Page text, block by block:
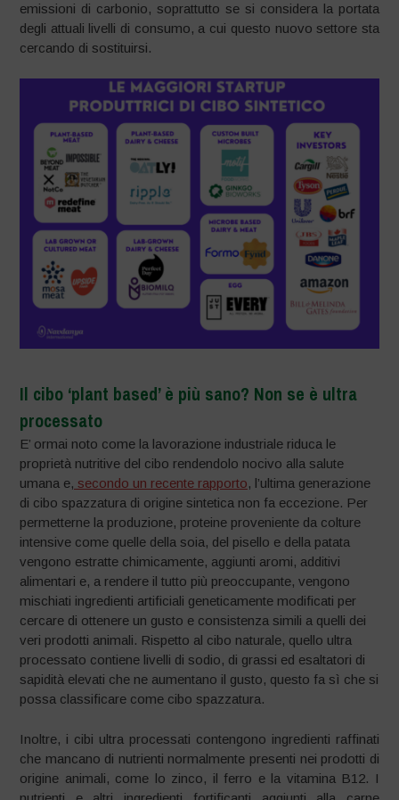
emissioni di carbonio, soprattutto se si considera la portata
degli attuali livelli di consumo, a cui questo nuovo settore sta
cercando di sostituirsi.
Il cibo ‘plant based’ è più sano? Non se è ultra
processato
E’ ormai noto come la lavorazione industriale riduca le
proprietà nutritive del cibo rendendolo nocivo alla salute
umana e, secondo un recente rapporto, l’ultima generazione
di cibo spazzatura di origine sintetica non fa eccezione. Per
permetterne la produzione, proteine proveniente da colture
intensive come quelle della soia, del pisello e della patata
vengono estratte chimicamente, aggiunti aromi, additivi
alimentari e, a rendere il tutto più preoccupante, vengono
mischiati ingredienti artificiali geneticamente modificati per
cercare di ottenere un gusto e consistenza simili a quelli dei
veri prodotti animali. Rispetto al cibo naturale, quello ultra
processato contiene livelli di sodio, di grassi ed esaltatori di
sapidità elevati che ne aumentano il gusto, questo fa sì che si
possa classificare come cibo spazzatura.
Inoltre, i cibi ultra processati contengono ingredienti raffinati
che mancano di nutrienti normalmente presenti nei prodotti di
origine animali, come lo zinco, il ferro e la vitamina B12. I